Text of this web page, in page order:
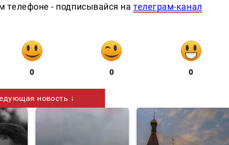
телефоне - подписывайся нателеграм-канал
0 0 0
новость ↓